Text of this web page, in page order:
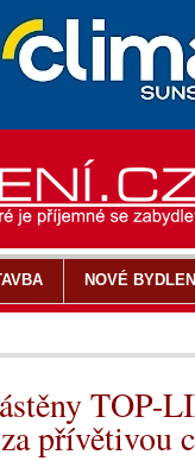
TOP-
přívětivou
NOVÉ BYDLENÍ